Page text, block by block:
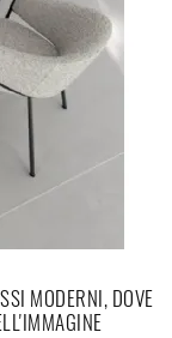
MODERNI, DOVE